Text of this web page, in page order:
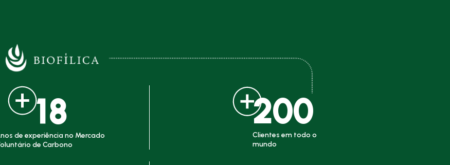
de experiência no Mercado
de Carbono
18
Clientes em todo o
mundo
200